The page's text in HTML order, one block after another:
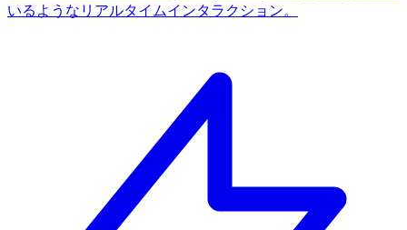
いるようなリアルタイムインタラクション。